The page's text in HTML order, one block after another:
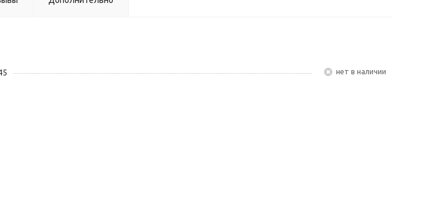
Нет в наличии